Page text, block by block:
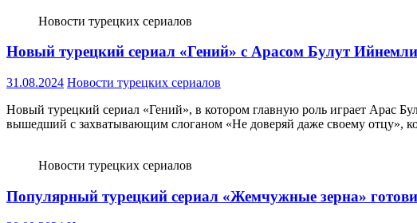
Новости турецких сериалов
Новый турецкий сериал «Гений» с Арасом Булут Ийнемли
31.08.2024 Новости турецких сериалов
Новый турецкий сериал «Гений», в котором главную роль играет Арас
вышедший с захватывающим слоганом «Не доверяй даже своему отцу»,
Новости турецких сериалов
Популярный турецкий сериал «Жемчужные зерна»